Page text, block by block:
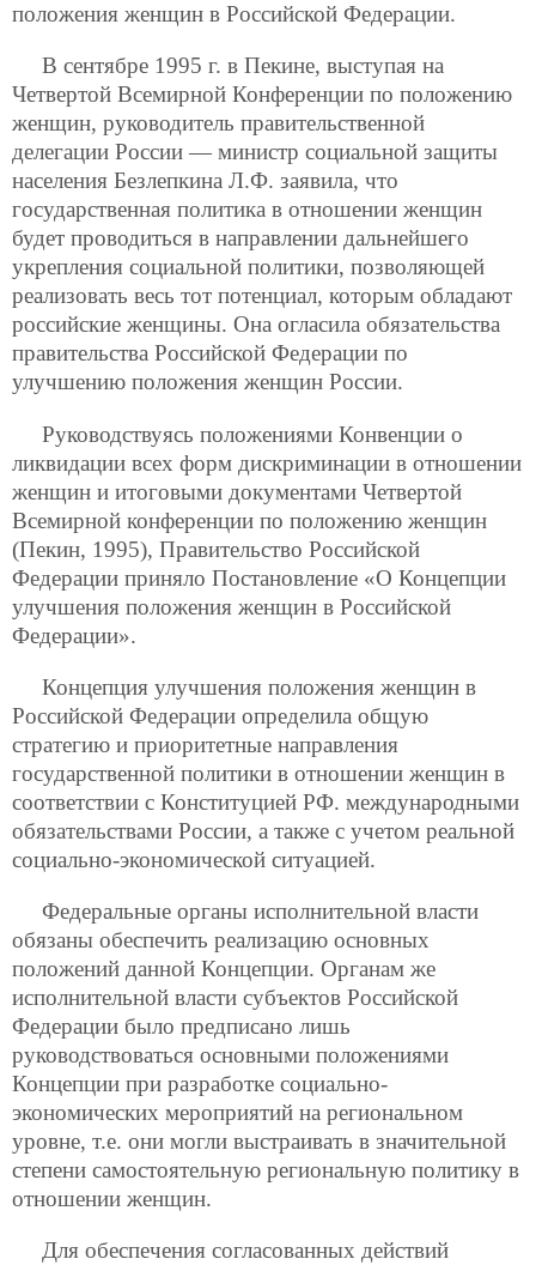
положения женщин в Российской Федерации.
В сентябре 1995 г. в Пекине, выступая на
Четвертой Всемирной Конференции по положению
женщин, руководитель правительственной
делегации России — министр социальной защиты
населения Безлепкина Л.Ф. заявила, что
государственная политика в отношении женщин
будет проводиться в направлении дальнейшего
укрепления социальной политики, позволяющей
реализовать весь тот потенциал, которым обладают
российские женщины. Она огласила обязательства
правительства Российской Федерации по
улучшению положения женщин России.
Руководствуясь положениями Конвенции о
ликвидации всех форм дискриминации в отношении
женщин и итоговыми документами Четвертой
Всемирной конференции по положению женщин
(Пекин, 1995), Правительство Российской
Федерации приняло Постановление «О Концепции
улучшения положения женщин в Российской
Федерации».
Концепция улучшения положения женщин в
Российской Федерации определила общую
стратегию и приоритетные направления
государственной политики в отношении женщин в
соответствии с Конституцией РФ. международными
обязательствами России, а также с учетом реальной
социально-экономической ситуацией.
Федеральные органы исполнительной власти
обязаны обеспечить реализацию основных
положений данной Концепции. Органам же
исполнительной власти субъектов Российской
Федерации было предписано лишь
руководствоваться основными положениями
Концепции при разработке социально-
экономических мероприятий на региональном
уровне, т.е. они могли выстраивать в значительной
степени самостоятельную региональную политику в
отношении женщин.
Для обеспечения согласованных действий